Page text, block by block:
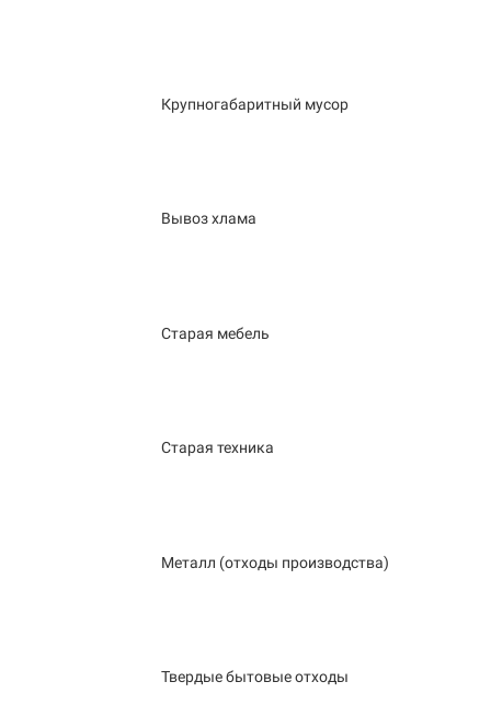
Крупногабаритный мусор
Вывоз хлама
Старая мебель
Старая техника
Металл (отходы производства)
Твердые бытовые отходы